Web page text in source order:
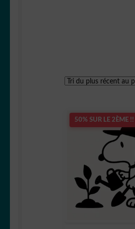
50% SUR LE 2ÈME !!